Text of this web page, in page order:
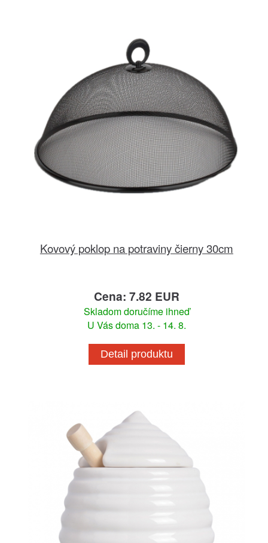
Kovový poklop na potraviny čierny 30cm
Cena: 7.82 EUR
Skladom doručíme ihneď
U Vás doma 13. - 14. 8.
Detail produktu